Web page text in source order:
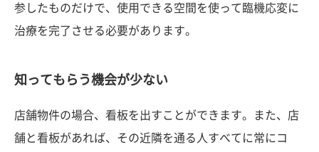
参したものだけで、使用できる空間を使って臨機応変に
治療を完了させる必要があります。
知ってもらう機会が少ない
店舗物件の場合、看板を出すことができます。また、店
舗と看板があれば、その近隣を通る人すべてに常にコ